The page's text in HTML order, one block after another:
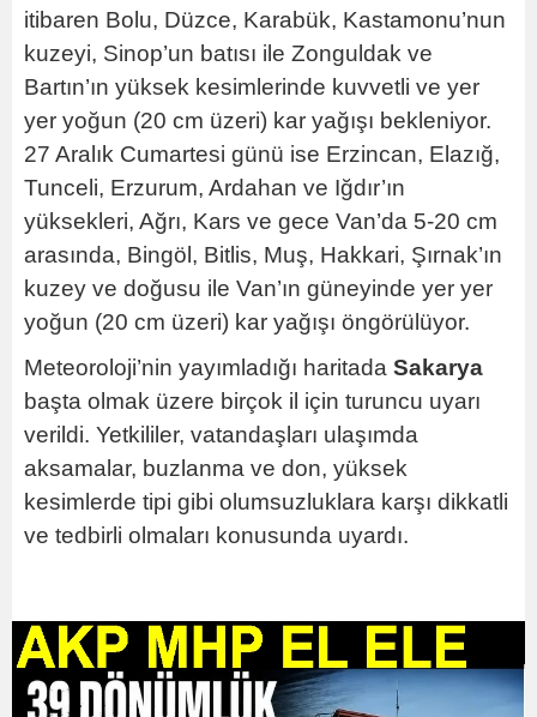
itibaren Bolu, Düzce, Karabük, Kastamonu’nun
kuzeyi, Sinop’un batısı ile Zonguldak ve
Bartın’ın yüksek kesimlerinde kuvvetli ve yer
yer yoğun (20 cm üzeri) kar yağışı bekleniyor.
27 Aralık Cumartesi günü ise Erzincan, Elazığ,
Tunceli, Erzurum, Ardahan ve Iğdır’ın
yüksekleri, Ağrı, Kars ve gece Van’da 5-20 cm
arasında, Bingöl, Bitlis, Muş, Hakkari, Şırnak’ın
kuzey ve doğusu ile Van’ın güneyinde yer yer
yoğun (20 cm üzeri) kar yağışı öngörülüyor.
Meteoroloji’nin yayımladığı haritada Sakarya
başta olmak üzere birçok il için turuncu uyarı
verildi. Yetkililer, vatandaşları ulaşımda
aksamalar, buzlanma ve don, yüksek
kesimlerde tipi gibi olumsuzluklara karşı dikkatli
ve tedbirli olmaları konusunda uyardı.